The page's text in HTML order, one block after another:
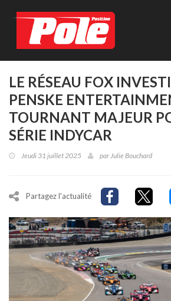
LE RÉSEAU FOX
PENSKE
TOURNANT MAJEUR
SÉRIE INDYCAR
Jeudi 31 juillet 2025 parJulie Bouchard
Partagez l'actualité